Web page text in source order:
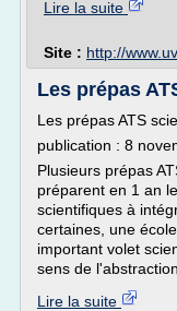
Lire la suite
Site : http://
Les prépas
Les prépas ATS
publication : 8
Plusieurs prépas
préparent en 1 an
scientifiques à
certaines, une
important volet
sens de
Lire la suite